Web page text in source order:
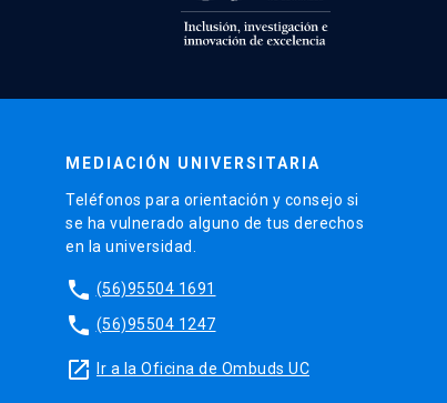
MEDIACIÓN UNIVERSITARIA
Teléfonos para orientación y consejo si
se ha vulnerado alguno de tus derechos
en la universidad.
phone (56)95504 1691
phone (56)95504 1247
launch Ir a la Oficina de Ombuds UC